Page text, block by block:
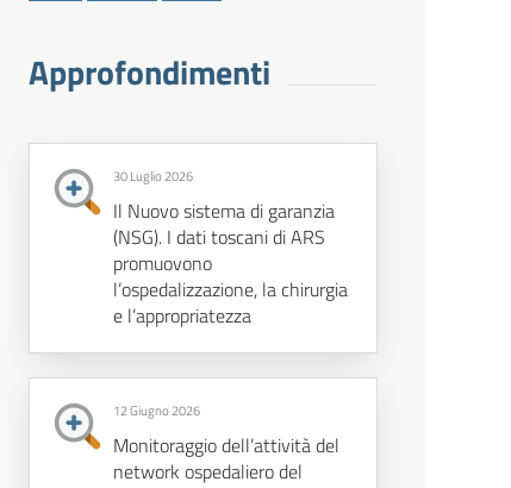
Approfondimenti
30 Luglio 2026
Il Nuovo sistema di garanzia
(NSG). I dati toscani di ARS
promuovono
l’ospedalizzazione, la chirurgia
e l’appropriatezza
12 Giugno 2026
Monitoraggio dell’attività del
network ospedaliero del